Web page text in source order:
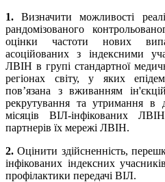
1. Визначити можливості
рандомізованого
оцінки частоти нових
асоційованих з індексними
ЛВІН в групі стандартної
регіонах світу, у яких
пов’язана з вживанням
рекрутування та утримання в
місяців ВІЛ-інфікованих
партнерів їх мережі ЛВІН.
2. Оцінити здійсненність,
інфікованих індексних
профілактики передачі ВІЛ.